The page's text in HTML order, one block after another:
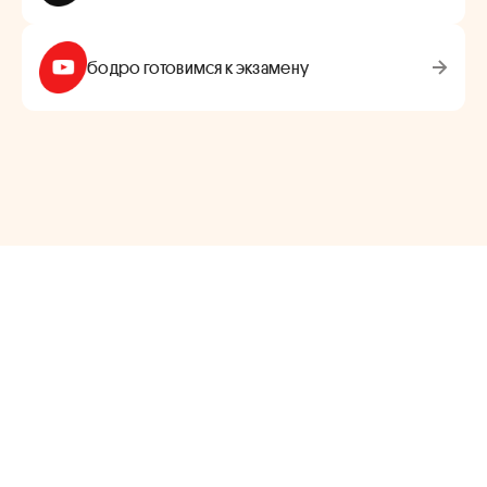
бодро готовимся к экзамену